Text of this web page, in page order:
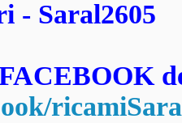
- Saral2605
ricamiSara